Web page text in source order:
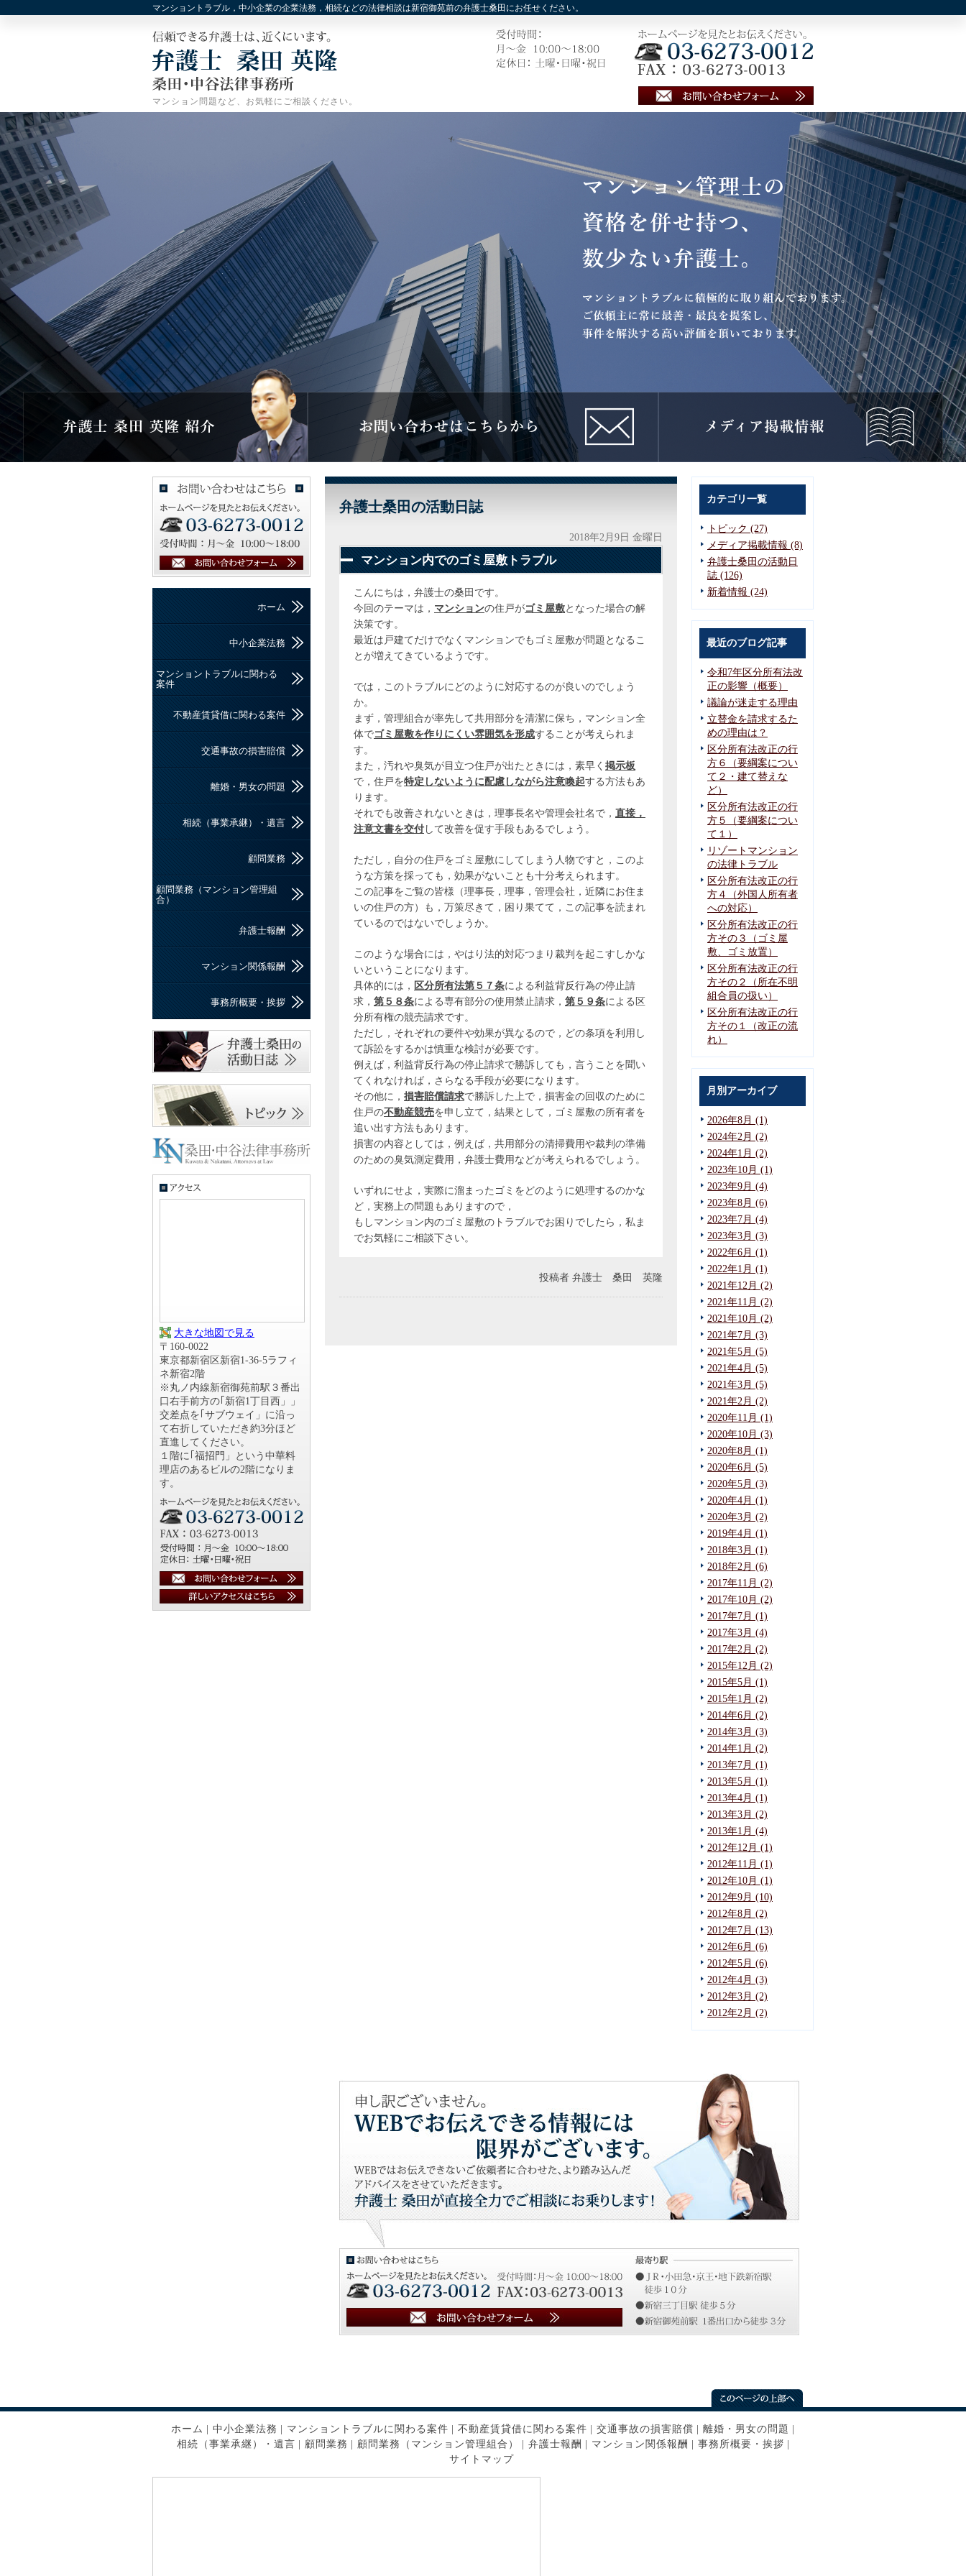
マンショントラブル，中小企業の企業法務，相続などの法律相談は新宿御苑前の弁護士桑田にお任せください。
マンション問題など、お気軽にご相談ください。
弁護士桑田の活動日誌
2018年2月9日 金曜日
マンション内でのゴミ屋敷トラブル
こんにちは，弁護士の桑田です。
今回のテーマは， マンションの住戸がゴミ屋敷となった場合の解
決策です。
最近は戸建てだけでなくマンションでもゴミ屋敷が問題となるこ
とが増えてきているようです。
では，このトラブルにどのように対応するのが良いのでしょう
か。
まず，管理組合が率先して共用部分を清潔に保ち，マンション全
体でゴミ屋敷を作りにくい雰囲気を形成することが考えられま
す。
また，汚れや臭気が目立つ住戸が出たときには，素早く 掲示板
で，住戸を特定しないように配慮しながら注意喚起する方法もあ
ります。
それでも改善されないときは，理事長名や管理会社名で， 直接，
注意文書を交付 して改善を促す手段もあるでしょう。
ただし，自分の住戸をゴミ屋敷にしてしまう人物ですと，このよ
うな方策を採っても，効果がないことも十分考えられます。
この記事をご覧の皆様（理事長，理事，管理会社，近隣にお住ま
いの住戸の方）も，万策尽きて，困り果てて，この記事を読まれ
ているのではないでしょうか。
このような場合には，やはり法的対応つまり裁判を起こすしかな
いということになります。
具体的には， 区分所有法第５７条による利益背反行為の停止請
求， 第５８条による専有部分の使用禁止請求， 第５９条による区
分所有権の競売請求です。
ただし，それぞれの要件や効果が異なるので，どの条項を利用し
て訴訟をするかは慎重な検討が必要です。
例えば，利益背反行為の停止請求で勝訴しても，言うことを聞い
てくれなければ，さらなる手段が必要になります。
その他に， 損害賠償請求で勝訴した上で，損害金の回収のために
住戸の不動産競売を申し立て，結果として，ゴミ屋敷の所有者を
追い出す方法もあります。
損害の内容としては，例えば，共用部分の清掃費用や裁判の準備
のための臭気測定費用，弁護士費用などが考えられるでしょう。
いずれにせよ，実際に溜まったゴミをどのように処理するのかな
ど，実務上の問題もありますので，
もしマンション内のゴミ屋敷のトラブルでお困りでしたら，私ま
でお気軽にご相談下さい。
投稿者 弁護士 桑田 英隆
カテゴリ一覧
トピック (27)
メディア掲載情報 (8)
弁護士桑田の活動日
誌 (126)
新着情報 (24)
最近のブログ記事
令和7年区分所有法改
正の影響（概要）
議論が迷走する理由
立替金を請求するた
めの理由は？
区分所有法改正の行
方６（要綱案につい
て２・建て替えな
ど）
区分所有法改正の行
方５（要綱案につい
て１）
リゾートマンション
の法律トラブル
区分所有法改正の行
方４（外国人所有者
への対応）
区分所有法改正の行
方その３（ゴミ屋
敷、ゴミ放置）
区分所有法改正の行
方その２（所在不明
組合員の扱い）
区分所有法改正の行
方その１（改正の流
れ）
月別アーカイブ
2026年8月 (1)
2024年2月 (2)
2024年1月 (2)
2023年10月 (1)
2023年9月 (4)
2023年8月 (6)
2023年7月 (4)
2023年3月 (3)
2022年6月 (1)
2022年1月 (1)
2021年12月 (2)
2021年11月 (2)
2021年10月 (2)
2021年7月 (3)
2021年5月 (5)
2021年4月 (5)
2021年3月 (5)
2021年2月 (2)
2020年11月 (1)
2020年10月 (3)
2020年8月 (1)
2020年6月 (5)
2020年5月 (3)
2020年4月 (1)
2020年3月 (2)
2019年4月 (1)
2018年3月 (1)
2018年2月 (6)
2017年11月 (2)
2017年10月 (2)
2017年7月 (1)
2017年3月 (4)
2017年2月 (2)
2015年12月 (2)
2015年5月 (1)
2015年1月 (2)
2014年6月 (2)
2014年3月 (3)
2014年1月 (2)
2013年7月 (1)
2013年5月 (1)
2013年4月 (1)
2013年3月 (2)
2013年1月 (4)
2012年12月 (1)
2012年11月 (1)
2012年10月 (1)
2012年9月 (10)
2012年8月 (2)
2012年7月 (13)
2012年6月 (6)
2012年5月 (6)
2012年4月 (3)
2012年3月 (2)
2012年2月 (2)
ホーム
中小企業法務
マンショントラブルに関わる
案件
不動産賃貸借に関わる案件
交通事故の損害賠償
離婚・男女の問題
相続（事業承継）・遺言
顧問業務
顧問業務（マンション管理組
合）
弁護士報酬
マンション関係報酬
事務所概要・挨拶
大きな地図で見る
〒160-0022
東京都新宿区新宿1-36-5ラフィ
ネ新宿2階
※丸ノ内線新宿御苑前駅３番出
口右手前方の｢新宿1丁目西」」
交差点を｢サブウェイ」に沿っ
て右折していただき約3分ほど
直進してください。
１階に｢福招門」という中華料
理店のあるビルの2階になりま
す。
ホーム 中小企業法務 マンショントラブルに関わる案件 不動産賃貸借に関わる案件 交通事故の損害賠償 離婚・男女の問題
相続（事業承継）・遺言
顧問業務 顧問業務（マンション管理組合） 弁護士報酬 マンション関係報酬 事務所概要・挨拶
サイトマップ